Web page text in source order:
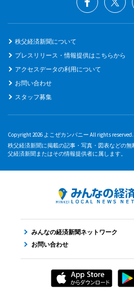
秩父経済新聞について
プレスリリース・情報提供はこちらから
アクセスデータの利用について
お問い合わせ
スタッフ募集
Copyright 2026 よこぜカンパニー All rights reserved.
秩父経済新聞に掲載の記事・写真・図表などの
父経済新聞またはその情報提供者に属します。
みんなの経済新聞ネットワーク
お問い合わせ